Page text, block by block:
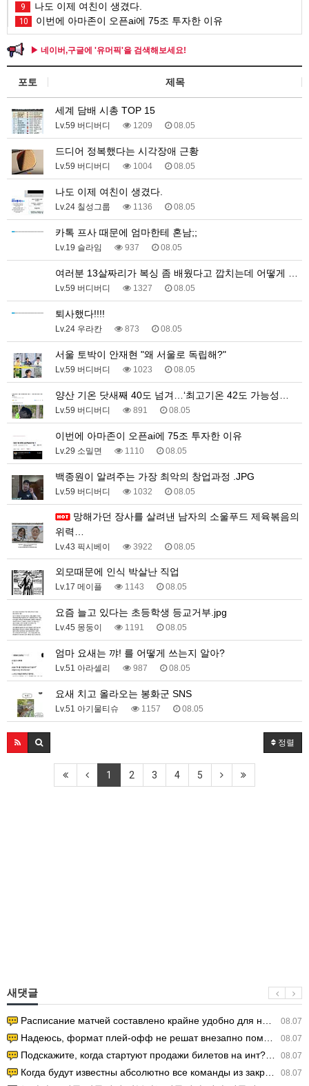
9 나도 이제 여친이 생겼다.
10 이번에 아마존이 오픈ai에 75조 투자한 이유
▶ 네이버,구글에 '유머픽'을 검색해보세요!
포토 제목
세계 담배 시총 TOP 15
Lv.59 버디버디 1209 08.05
드디어 정복했다는 시각장애 근황
Lv.59 버디버디 1004 08.05
나도 이제 여친이 생겼다.
Lv.24 칠성그룹 1136 08.05
카톡 프사 때문에 엄마한테 혼남;;
Lv.19 슬라임 937 08.05
여러분 13살짜리가 복싱 좀 배웠다고 깝치는데 어떻게 …
Lv.59 버디버디 1327 08.05
퇴사했다!!!!
Lv.24 우라칸 873 08.05
서울 토박이 안재현 "왜 서울로 독립해?"
Lv.59 버디버디 1023 08.05
양산 기온 닷새째 40도 넘겨…‘최고기온 42도 가능성…
Lv.59 버디버디 891 08.05
이번에 아마존이 오픈ai에 75조 투자한 이유
Lv.29 소밀면 1110 08.05
백종원이 알려주는 가장 최악의 창업과정 .JPG
Lv.59 버디버디 1032 08.05
위력…
Lv.43 픽시베이 3922 08.05
외모때문에 인식 박살난 직업
Lv.17 메이플 1143 08.05
요즘 늘고 있다는 초등학생 등교거부.jpg
Lv.45 몽둥이 1191 08.05
엄마 요새는 꺄! 를 어떻게 쓰는지 알아?
Lv.51 아라셀리 987 08.05
요새 치고 올라오는 봉화군 SNS
Lv.51 아기물티슈 1157 08.05
정렬
1 2 3 4 5
새댓글
08.07
Расписание матчей составлено крайне удобно для нашего часово…
08.07
Надеюсь, формат плей-офф не решат внезапно поменять. https:/…
08.07
Подскажите, когда стартуют продажи билетов на инт? https://g…
08.07
Когда будут известны абсолютно все команды из закрытых квали…